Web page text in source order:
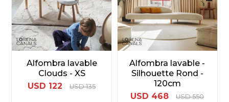
Alfombra lavable
Clouds - XS
USD 122 USD 135
Alfombra lavable -
Silhouette Rond -
120cm
USD 468 USD 550